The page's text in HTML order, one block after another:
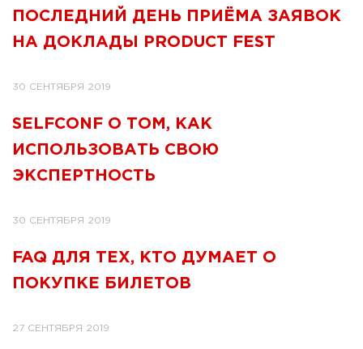
ПОСЛЕДНИЙ ДЕНЬ ПРИЁМА ЗАЯВОК
НА ДОКЛАДЫ PRODUCT FEST
30 СЕНТЯБРЯ 2019
SELFCONF О ТОМ, КАК
ИСПОЛЬЗОВАТЬ СВОЮ
ЭКСПЕРТНОСТЬ
30 СЕНТЯБРЯ 2019
FAQ ДЛЯ ТЕХ, КТО ДУМАЕТ О
ПОКУПКЕ БИЛЕТОВ
27 СЕНТЯБРЯ 2019